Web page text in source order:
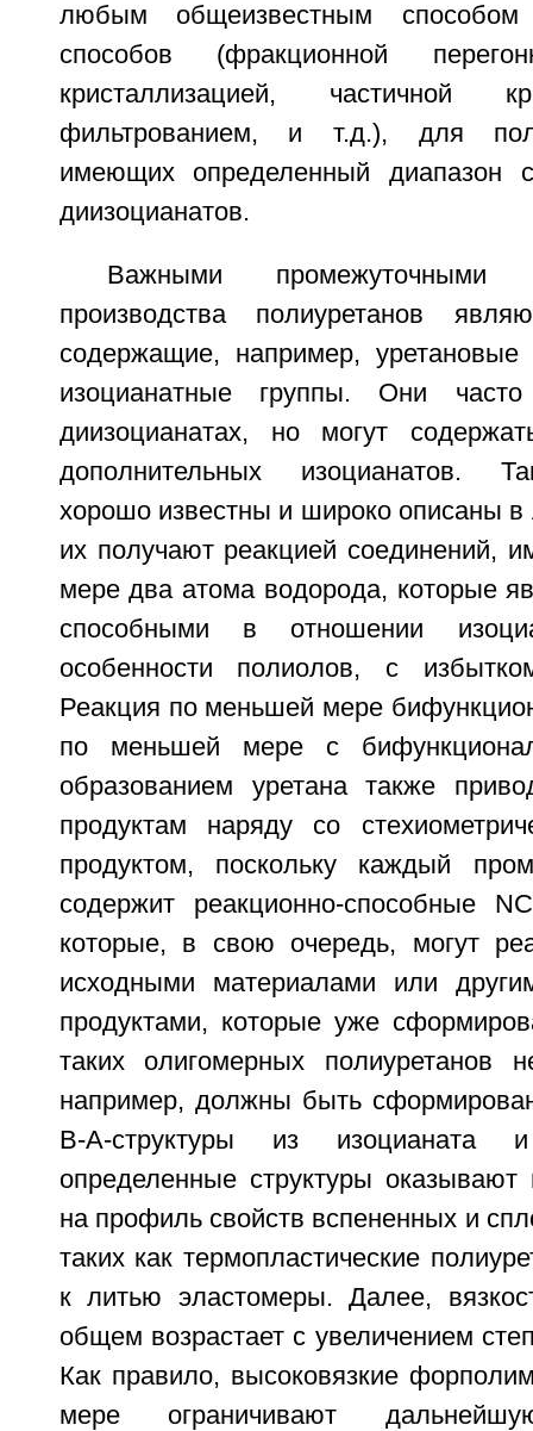
любым общеизвестным
способов (фракционной
кристаллизацией, частичной
фильтрованием, и т.д.), для
имеющих определенный диапазон
диизоцианатов.
Важными промежуточными
производства полиуретанов
содержащие, например,
изоцианатные группы. Они
диизоцианатах, но могут
дополнительных изоцианатов.
хорошо известны и широко описаны в
их получают реакцией соединений,
мере два атома водорода, которые
способными в отношении
особенности полиолов, с
Реакция по меньшей мере
по меньшей мере с
образованием уретана также
продуктам наряду со
продуктом, поскольку каждый
содержит реакционно-способные
которые, в свою очередь, могут
исходными материалами или
продуктами, которые уже
таких олигомерных полиуретанов
например, должны быть
В-А-структуры из изоцианата
определенные структуры оказывают
на профиль свойств вспененных и
таких как термопластические
к литью эластомеры. Далее,
общем возрастает с увеличением
Как правило, высоковязкие
мере ограничивают